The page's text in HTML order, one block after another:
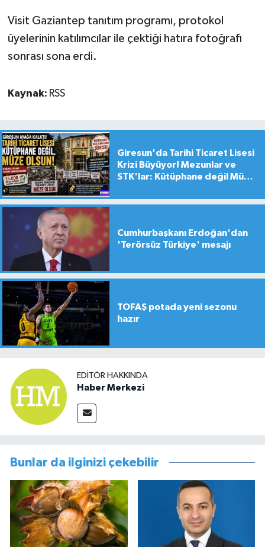
Visit Gaziantep tanıtım programı, protokol
üyelerinin katılımcılar ile çektiği hatıra fotoğrafı
sonrası sona erdi.
Kaynak: RSS
Giresun'da Tarihi Ticaret Lisesi
Krizi Büyüyor! Mezunlar ve
STK'lar: Kütüphane değil Müze
Cumhurbaşkanı Erdoğan'dan
'Terörsüz Türkiye' mesajı
TOFAŞ potada yeni sezonu
hazır
EDITÖR HAKKINDA
Haber Merkezi
Bunlar da ilginizi çekebilir